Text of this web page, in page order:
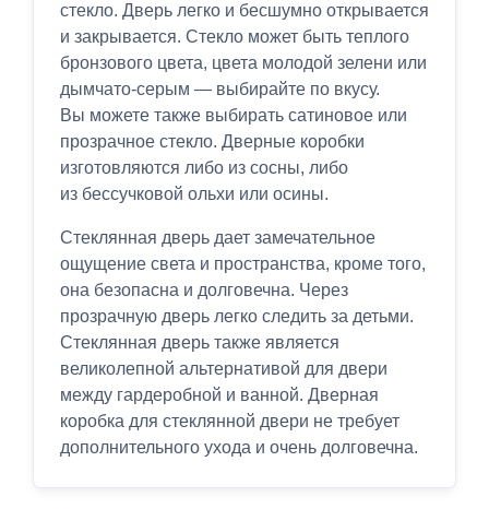
стекло. Дверь легко и бесшумно открывается
и закрывается. Стекло может быть теплого
бронзового цвета, цвета молодой зелени или
дымчато-серым — выбирайте по вкусу.
Вы можете также выбирать сатиновое или
прозрачное стекло. Дверные коробки
изготовляются либо из сосны, либо
из бессучковой ольхи или осины.
Стеклянная дверь дает замечательное
ощущение света и пространства, кроме того,
она безопасна и долговечна. Через
прозрачную дверь легко следить за детьми.
Стеклянная дверь также является
великолепной альтернативой для двери
между гардеробной и ванной. Дверная
коробка для стеклянной двери не требует
дополнительного ухода и очень долговечна.